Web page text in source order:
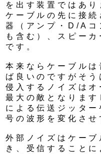
を出す装置ではあ
ケーブルの先に接
器（アンプ・D/A
も含む）、スピー
です。
本来ならケーブル
ば良いのですがそ
侵入するノイズはオ
最大の敵となります
による伝送ジッタ
号の波形を変化させ
外部ノイズはケー
き、受信すること